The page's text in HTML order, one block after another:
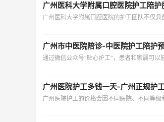
广州医科大学附属口腔医院护工陪护
广州医科大学附属口腔医院的护工团队不仅具
广州市中医院陪诊-中医院护工陪护
通过微信公众号“贴心护工”，患者和家属可以
广州医院护工多钱一天-广州正规护
广州医院护工的价格会因不同医院、不同等级